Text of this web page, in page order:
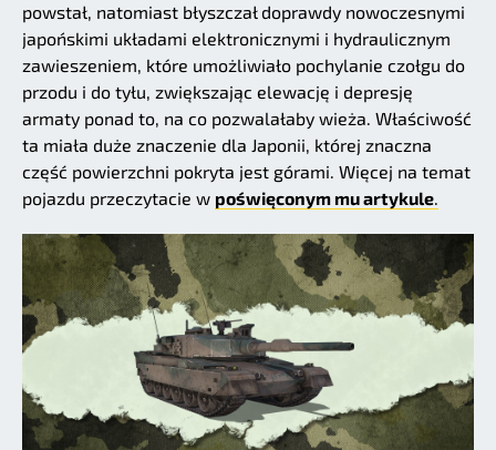
powstał, natomiast błyszczał doprawdy nowoczesnymi
japońskimi układami elektronicznymi i hydraulicznym
zawieszeniem, które umożliwiało pochylanie czołgu do
przodu i do tyłu, zwiększając elewację i depresję
armaty ponad to, na co pozwalałaby wieża. Właściwość
ta miała duże znaczenie dla Japonii, której znaczna
część powierzchni pokryta jest górami. Więcej na temat
pojazdu przeczytacie w poświęconym mu artykule.